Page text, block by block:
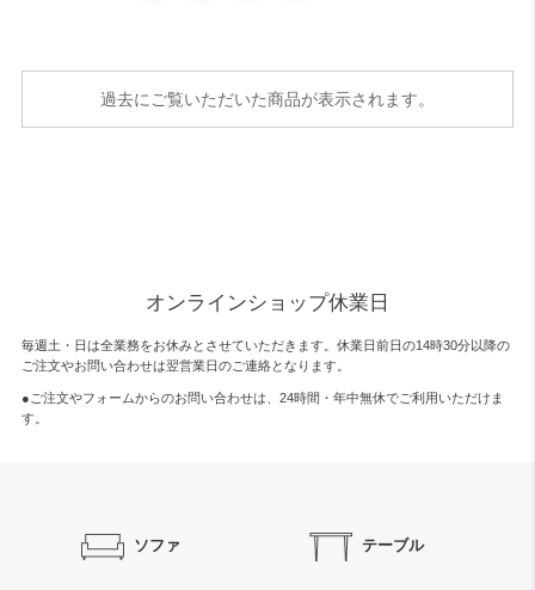
過去にご覧いただいた商品が表示されます。
オンラインショップ休業日
毎週土・日は全業務をお休みとさせていただきます。休業日前日の14時30分以降の
ご注文やお問い合わせは翌営業日のご連絡となります。
●ご注文やフォームからのお問い合わせは、 24時間・年中無休でご利用いただけま
す。
ソファ テーブル